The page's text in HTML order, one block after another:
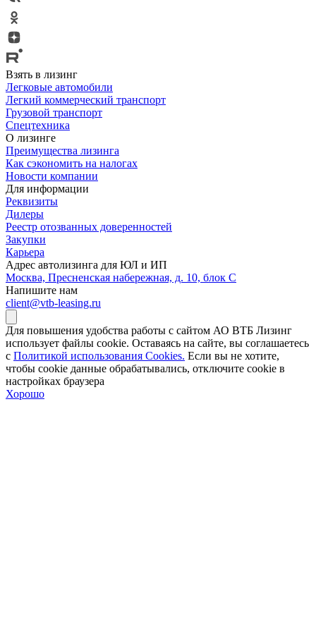
Взять в лизинг
Легковые автомобили
Легкий коммерческий транспорт
Грузовой транспорт
Спецтехника
О лизинге
Преимущества лизинга
Как сэкономить на налогах
Новости компании
Для информации
Реквизиты
Дилеры
Реестр отозванных доверенностей
Закупки
Карьера
Адрес автолизинга для ЮЛ и ИП
Москва, Пресненская набережная, д. 10, блок С
Напишите нам
client@vtb-leasing.ru
Для повышения удобства работы с сайтом АО ВТБ Лизинг
использует файлы cookie. Оставаясь на сайте, вы соглашаетесь
с Политикой использования Cookies. Если вы не хотите,
чтобы сookie данные обрабатывались, отключите cookie в
настройках браузера
Хорошо